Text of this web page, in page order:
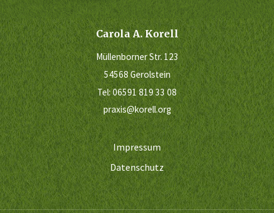
Carola A. Korell
Müllenborner Str. 123
54568 Gerolstein
Tel:06591 819 33 08
praxis@korell.org
Impressum
Datenschutz